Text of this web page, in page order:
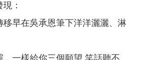
：
移早在吳承恩筆下洋洋灑灑、淋
，一樣給你三個願望 笑話聽不